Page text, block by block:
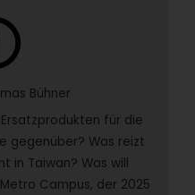
Bühner
für die
gegenüber? Was reizt
in Taiwan? Was will
Campus, der 2025